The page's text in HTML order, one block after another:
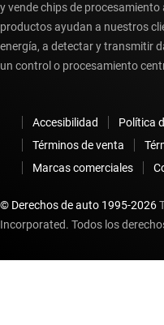
y vende chips de
productos ayudan a nuestros
energía, a detectar y transmitir
un control o procesamiento
Accesibilidad Política
Términos de venta
Marcas comerciales
© Derechos de auto 1995-2026
Incorporated. Todos los